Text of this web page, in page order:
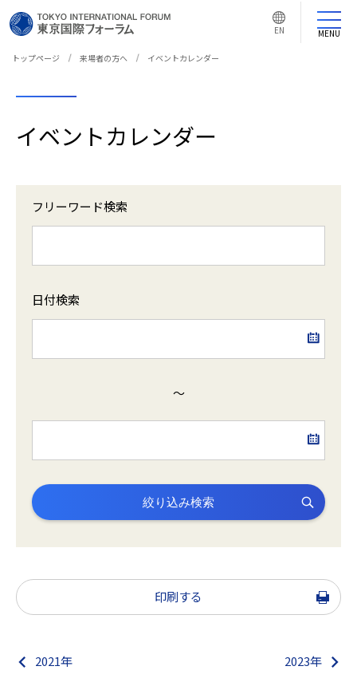
言
語
切
EN MENU
トップページ 来場者の方へ イベントカレンダー
イベントカレンダー
フリーワード検索
日付検索
～
絞り込み検索
印刷する
2021年 2023年